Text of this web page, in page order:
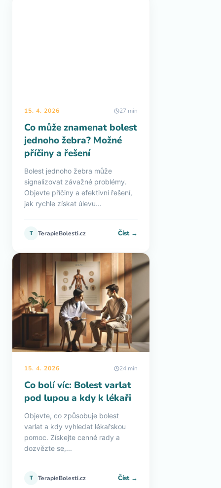
15. 4. 2026 27 min
Co může znamenat bolest
jednoho žebra? Možné
příčiny a řešení
Bolest jednoho žebra může
signalizovat závažné problémy.
Objevte příčiny a efektivní řešení,
jak rychle získat úlevu...
T TerapieBolesti.cz Číst →
15. 4. 2026 24 min
Co bolí víc: Bolest varlat
pod lupou a kdy k lékaři
Objevte, co způsobuje bolest
varlat a kdy vyhledat lékařskou
pomoc. Získejte cenné rady a
dozvězte se,...
T TerapieBolesti.cz Číst →